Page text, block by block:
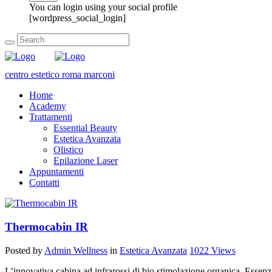
You can login using your social profile
[wordpress_social_login]
centro estetico roma marconi
Home
Academy
Trattamenti
Essential Beauty
Estetica Avanzata
Olistico
Epilazione Laser
Appuntamenti
Contatti
Thermocabin IR
Posted by Admin Wellness in Estetica Avanzata 1022 Views